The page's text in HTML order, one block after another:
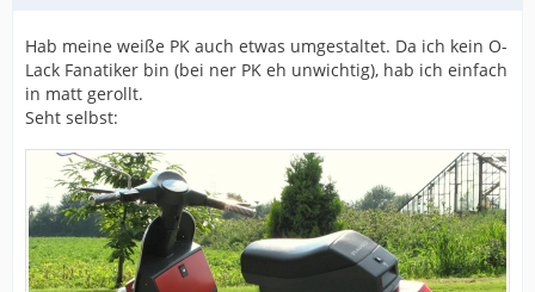
Hab meine weiße PK auch etwas umgestaltet. Da ich kein O-
Lack Fanatiker bin (bei ner PK eh unwichtig), hab ich einfach
in matt gerollt.
Seht selbst: